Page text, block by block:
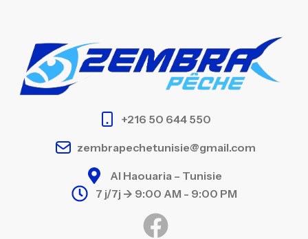
+216 50 644 550
zembrapechetunisie@gmail.com
Al Haouaria – Tunisie
7 j/7j -> 9:00 AM - 9:00 PM